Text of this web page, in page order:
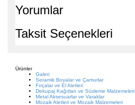
Yorumlar
Taksit Seçenekleri
Ürünler
Galeri
Seramik Boyalar ve Çamurlar
Fırçalar ve El Aletleri
Dekupaj Kağıtları ve Süsleme Malzemeleri
Metal Aksesuarlar ve Varaklar
Mozaik Aletleri ve Mozaik Malzemeleri